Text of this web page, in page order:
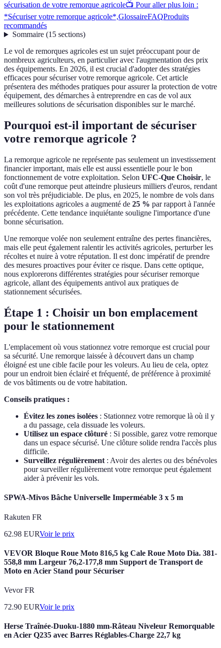
sécurisation de votre remorque agricole📺 Pour aller plus loin :
*Sécuriser votre remorque agricole*,GlossaireFAQProduits
recommandés
Sommaire(15 sections)
Le vol de remorques agricoles est un sujet préoccupant pour de
nombreux agriculteurs, en particulier avec l'augmentation des prix
des équipements. En 2026, il est crucial d'adopter des stratégies
efficaces pour sécuriser votre remorque agricole. Cet article
présentera des méthodes pratiques pour assurer la protection de votre
équipement, des démarches à entreprendre en cas de vol aux
meilleures solutions de sécurisation disponibles sur le marché.
Pourquoi est-il important de sécuriser
votre remorque agricole ?
La remorque agricole ne représente pas seulement un investissement
financier important, mais elle est aussi essentielle pour le bon
fonctionnement de votre exploitation. Selon UFC-Que Choisir, le
coût d'une remorque peut atteindre plusieurs milliers d'euros, rendant
son vol très préjudiciable. De plus, en 2025, le nombre de vols dans
les exploitations agricoles a augmenté de 25 % par rapport à l'année
précédente. Cette tendance inquiétante souligne l'importance d'une
bonne sécurisation.
Une remorque volée non seulement entraîne des pertes financières,
mais elle peut également ralentir les activités agricoles, perturber les
récoltes et nuire à votre réputation. Il est donc impératif de prendre
des mesures proactives pour éviter ce risque. Dans cette optique,
nous explorerons différentes stratégies pour sécuriser remorque
agricole, allant des équipements antivol aux pratiques de
stationnement sécurisées.
Étape 1 : Choisir un bon emplacement
pour le stationnement
L'emplacement où vous stationnez votre remorque est crucial pour
sa sécurité. Une remorque laissée à découvert dans un champ
éloigné est une cible facile pour les voleurs. Au lieu de cela, optez
pour un endroit bien éclairé et fréquenté, de préférence à proximité
de vos bâtiments ou de votre habitation.
Conseils pratiques :
Évitez les zones isolées : Stationnez votre remorque là où il y
a du passage, cela dissuade les voleurs.
Utilisez un espace clôturé : Si possible, garez votre remorque
dans un espace sécurisé. Une clôture solide rendra l'accès plus
difficile.
Surveillez régulièrement : Avoir des alertes ou des bénévoles
pour surveiller régulièrement votre remorque peut également
aider à prévenir les vols.
SPWA-Mivos Bâche Universelle Imperméable 3 x 5 m
Rakuten FR
62.98 EURVoir le prix
VEVOR Bloque Roue Moto 816,5 kg Cale Roue Moto Dia. 381-
558,8 mm Largeur 76,2-177,8 mm Support de Transport de
Moto en Acier Stand pour Sécuriser
Vevor FR
72.90 EURVoir le prix
Herse Traînée-Duoku-1880 mm-Râteau Niveleur Remorquable
en Acier Q235 avec Barres Réglables-Charge 22,7 kg